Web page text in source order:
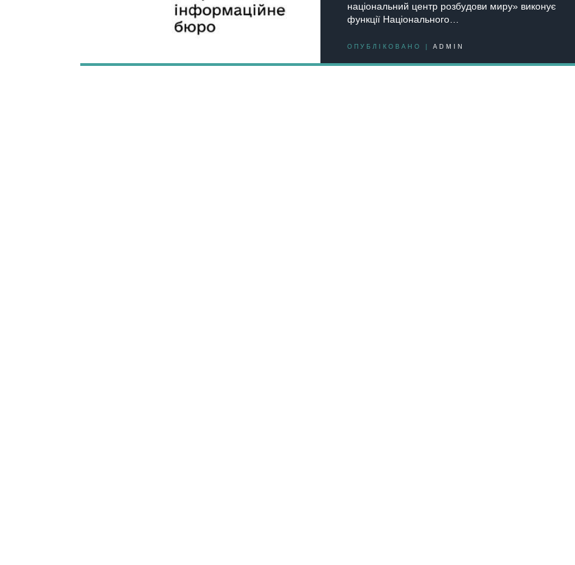
національний центр розбудови миру» виконує
функції Національного…
ОПУБЛІКОВАНО | ADMIN